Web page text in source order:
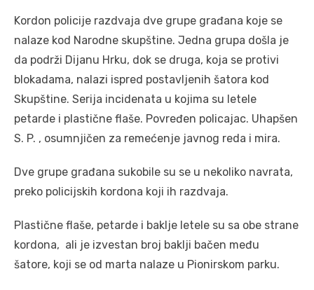
Kordon policije razdvaja dve grupe građana koje se
nalaze kod Narodne skupštine. Jedna grupa došla je
da podrži Dijanu Hrku, dok se druga, koja se protivi
blokadama, nalazi ispred postavljenih šatora kod
Skupštine. Serija incidenata u kojima su letele
petarde i plastične flaše. Povređen policajac. Uhapšen
S. P. , osumnjičen za remećenje javnog reda i mira.
Dve grupe građana sukobile su se u nekoliko navrata,
preko policijskih kordona koji ih razdvaja.
Plastične flaše, petarde i baklje letele su sa obe strane
kordona, ali je izvestan broj baklji bačen među
šatore, koji se od marta nalaze u Pionirskom parku.